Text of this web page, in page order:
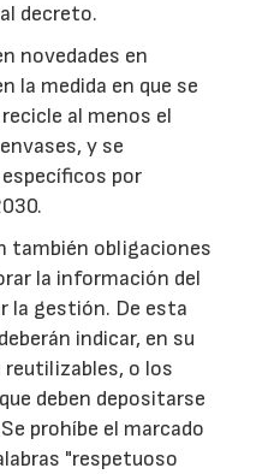
decreto.
novedades en
la medida en que se
al menos el
y se
por
también obligaciones
la información del
la gestión. De esta
indicar, en su
reutilizables, o los
deben depositarse
prohíbe el marcado
"respetuoso